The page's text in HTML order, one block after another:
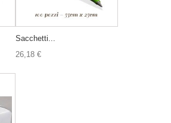
Sacchetti...
26,18 €